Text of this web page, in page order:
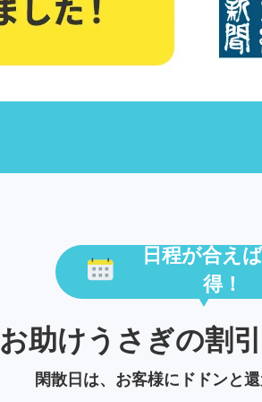
日程が合え
得！
お助けうさぎの割
閑散日は、お客様にドドンと